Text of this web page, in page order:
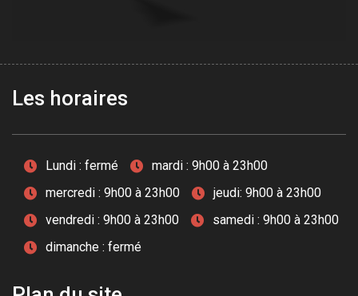
Les horaires
Lundi : fermé
mardi : 9h00 à 23h00
mercredi : 9h00 à 23h00
jeudi: 9h00 à 23h00
vendredi : 9h00 à 23h00
samedi : 9h00 à 23h00
dimanche : fermé